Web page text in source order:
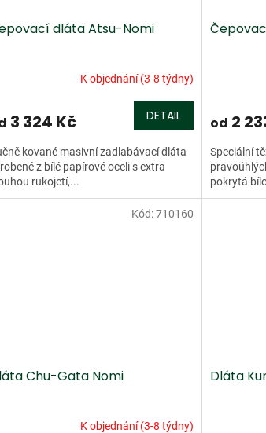
dláta Atsu-Nomi
K objednání (3-8 týdny)
3 324 Kč DETAIL
kované masivní zadlabávací dláta
z bílé papírové oceli s extra
rukojetí,...
od 2
Speciální
pokrytá
Chu-Gata Nomi
K objednání (3-8 týdny)
Kód:710160
Dláta